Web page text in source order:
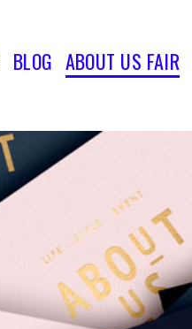
BLOG ABOUT US FAIR